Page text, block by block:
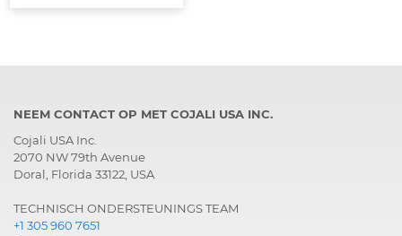
NEEM CONTACT OP MET COJALI USA INC.
Cojali USA Inc.
2070 NW 79th Avenue
Doral, Florida 33122, USA
TECHNISCH ONDERSTEUNINGS TEAM
+1 305 960 7651